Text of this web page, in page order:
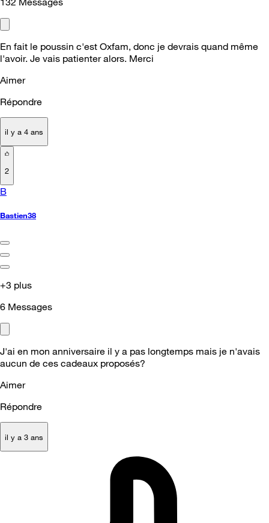
En fait le poussin c'est Oxfam, donc je devrais quand même
l'avoir. Je vais patienter alors. Merci
Aimer
Répondre
il y a 4 ans
2
B
Bastien38
+3 plus
6 Messages
J'ai en mon anniversaire il y a pas longtemps mais je n'avais
aucun de ces cadeaux proposés?
Aimer
Répondre
il y a 3 ans